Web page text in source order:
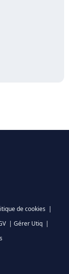
de cookies |
| Gérer Utiq |